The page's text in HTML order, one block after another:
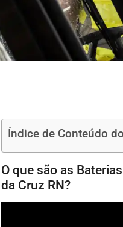
Índice de Conteúdo
O que são as
da Cruz RN?